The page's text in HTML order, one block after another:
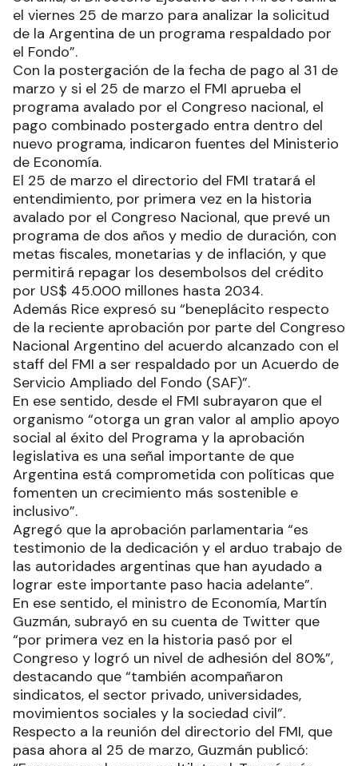
el viernes 25 de marzo para analizar la solicitud
de la Argentina de un programa respaldado por
el Fondo”.
Con la postergación de la fecha de pago al 31 de
marzo y si el 25 de marzo el FMI aprueba el
programa avalado por el Congreso nacional, el
pago combinado postergado entra dentro del
nuevo programa, indicaron fuentes del Ministerio
de Economía.
El 25 de marzo el directorio del FMI tratará el
entendimiento, por primera vez en la historia
avalado por el Congreso Nacional, que prevé un
programa de dos años y medio de duración, con
metas fiscales, monetarias y de inflación, y que
permitirá repagar los desembolsos del crédito
por US$ 45.000 millones hasta 2034.
Además Rice expresó su “beneplácito respecto
de la reciente aprobación por parte del Congreso
Nacional Argentino del acuerdo alcanzado con el
staff del FMI a ser respaldado por un Acuerdo de
Servicio Ampliado del Fondo (SAF)”.
En ese sentido, desde el FMI subrayaron que el
organismo “otorga un gran valor al amplio apoyo
social al éxito del Programa y la aprobación
legislativa es una señal importante de que
Argentina está comprometida con políticas que
fomenten un crecimiento más sostenible e
inclusivo”.
Agregó que la aprobación parlamentaria “es
testimonio de la dedicación y el arduo trabajo de
las autoridades argentinas que han ayudado a
lograr este importante paso hacia adelante”.
En ese sentido, el ministro de Economía, Martín
Guzmán, subrayó en su cuenta de Twitter que
“por primera vez en la historia pasó por el
Congreso y logró un nivel de adhesión del 80%”,
destacando que “también acompañaron
sindicatos, el sector privado, universidades,
movimientos sociales y la sociedad civil”.
Respecto a la reunión del directorio del FMI, que
pasa ahora al 25 de marzo, Guzmán publicó: